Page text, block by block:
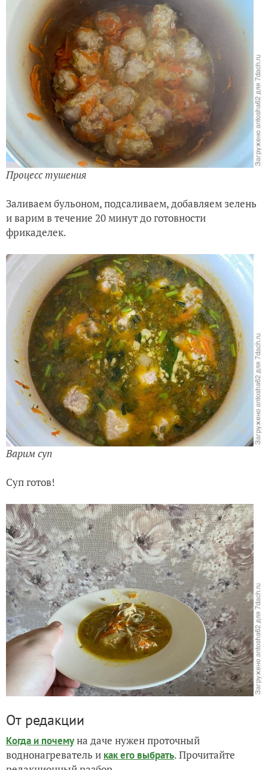
Процесс тушения
Заливаем бульоном, подсаливаем, добавляем зелень
и варим в течение 20 минут до готовности
фрикаделек.
Варим суп
Суп готов!
От редакции
Когда и почемуна даче нужен проточный
воднонагреватель и как его выбрать. Прочитайте